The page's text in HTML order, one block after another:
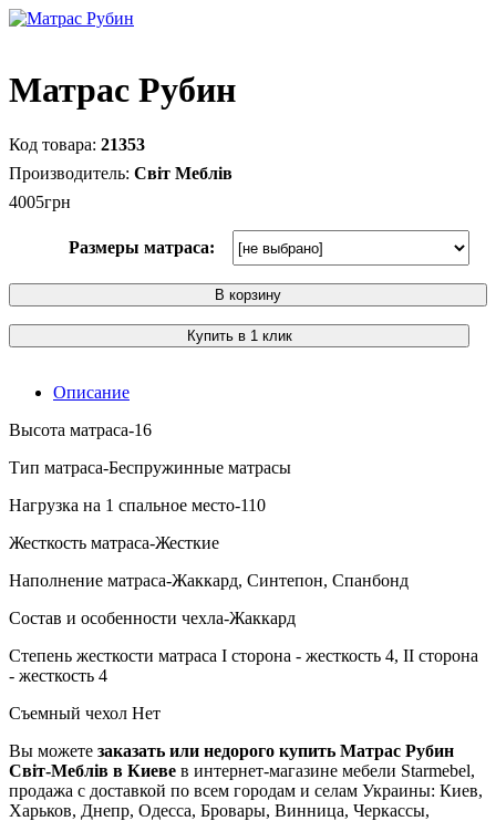
Матраc Рубин
21353
Світ Меблів
4005грн
Размеры матраса:
В корзину
Купить в 1 клик
Описание
Высота матраса-16
Тип матраса-Беспружинные матрасы
Нагрузка на 1 спальное место-110
Жесткость матраса-Жесткие
Наполнение матраса-Жаккард, Синтепон, Спанбонд
Состав и особенности чехла-Жаккард
Степень жесткости матраса I сторона - жесткость 4, II сторона
- жесткость 4
Съемный чехол Нет
Вы можете заказать или недорого купить Матраc Рубин
Світ-Меблів в Киеве в интернет-магазине мебели Starmebel,
продажа с доставкой по всем городам и селам Украины: Киев,
Харьков, Днепр, Одесса, Бровары, Винница, Черкассы,